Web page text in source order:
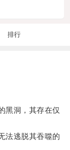
排行
洞，其存在仅
逃脱其吞噬的